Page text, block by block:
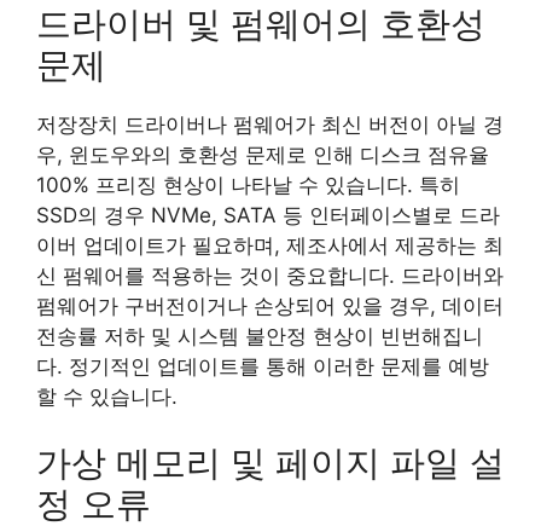
드라이버 및 펌웨어의 호환성
문제
저장장치 드라이버나 펌웨어가 최신 버전이 아닐 경
우, 윈도우와의 호환성 문제로 인해 디스크 점유율
100% 프리징 현상이 나타날 수 있습니다. 특히
SSD의 경우 NVMe, SATA 등 인터페이스별로 드라
이버 업데이트가 필요하며, 제조사에서 제공하는 최
신 펌웨어를 적용하는 것이 중요합니다. 드라이버와
펌웨어가 구버전이거나 손상되어 있을 경우, 데이터
전송률 저하 및 시스템 불안정 현상이 빈번해집니
다. 정기적인 업데이트를 통해 이러한 문제를 예방
할 수 있습니다.
가상 메모리 및 페이지 파일 설
정 오류